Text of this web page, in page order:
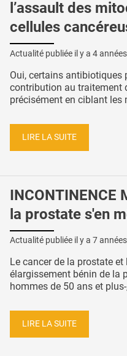
l’assault des
cellules
Actualité publiée il y a 4
Oui, certains antibiotiques
contribution au traitement
précisément en ciblant les
LIRE LA SUITE
INCONTINENCE
la prostate s'en
Actualité publiée il y a 7
Le cancer de la prostate
élargissement bénin de la
hommes de 50 ans et
LIRE LA SUITE